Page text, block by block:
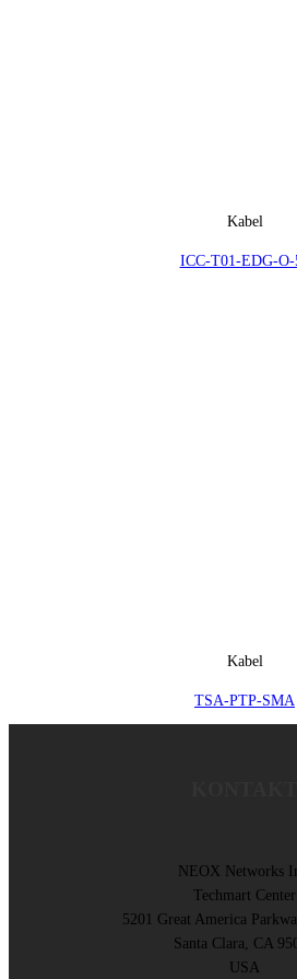
Kabel
ICC-T01-EDG-O-
Kabel
TSA-PTP-SMA
NEOX Networks
Techmart Center
5201 Great America
Santa Clara, CA
USA